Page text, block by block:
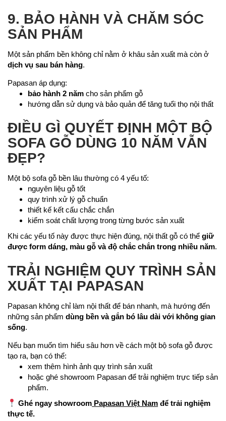
9. BẢO HÀNH VÀ CHĂM SÓC
SẢN PHẨM
Một sản phẩm bền không chỉ nằm ở khâu sản xuất mà còn ở
dịch vụ sau bán hàng.
Papasan áp dụng:
bảo hành 2 năm cho sản phẩm gỗ
hướng dẫn sử dụng và bảo quản để tăng tuổi thọ nội thất
ĐIỀU GÌ QUYẾT ĐỊNH MỘT BỘ
SOFA GỖ DÙNG 10 NĂM VẪN
ĐẸP?
Một bộ sofa gỗ bền lâu thường có 4 yếu tố:
nguyên liệu gỗ tốt
quy trình xử lý gỗ chuẩn
thiết kế kết cấu chắc chắn
kiểm soát chất lượng trong từng bước sản xuất
Khi các yếu tố này được thực hiện đúng, nội thất gỗ có thể giữ
được form dáng, màu gỗ và độ chắc chắn trong nhiều năm.
TRẢI NGHIỆM QUY TRÌNH SẢN
XUẤT TẠI PAPASAN
Papasan không chỉ làm nội thất để bán nhanh, mà hướng đến
những sản phẩm dùng bền và gắn bó lâu dài với không gian
sống.
Nếu bạn muốn tìm hiểu sâu hơn về cách một bộ sofa gỗ được
tạo ra, bạn có thể:
xem thêm hình ảnh quy trình sản xuất
hoặc ghé showroom Papasan để trải nghiệm trực tiếp sản
phẩm.
Ghé ngay showroom Papasan Việt Nam để trải nghiệm
thực tế.